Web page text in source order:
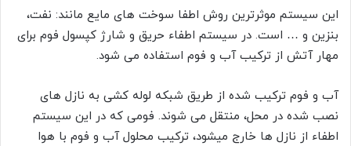
این سیستم موثرترین روش اطفا سوخت های مایع مانند: نفت،
بنزین و … است. در سیستم اطفاء حریق و شارژ کپسول فوم برای
مهار آتش از ترکیب آب و فوم استفاده می شود.
آب و فوم ترکیب شده از طریق شبکه لوله کشی به نازل های
نصب شده در محل، منتقل می شوند. فومی که در این سیستم
اطفاء از نازل ها خارج میشود، ترکیب محلول آب و فوم با هوا